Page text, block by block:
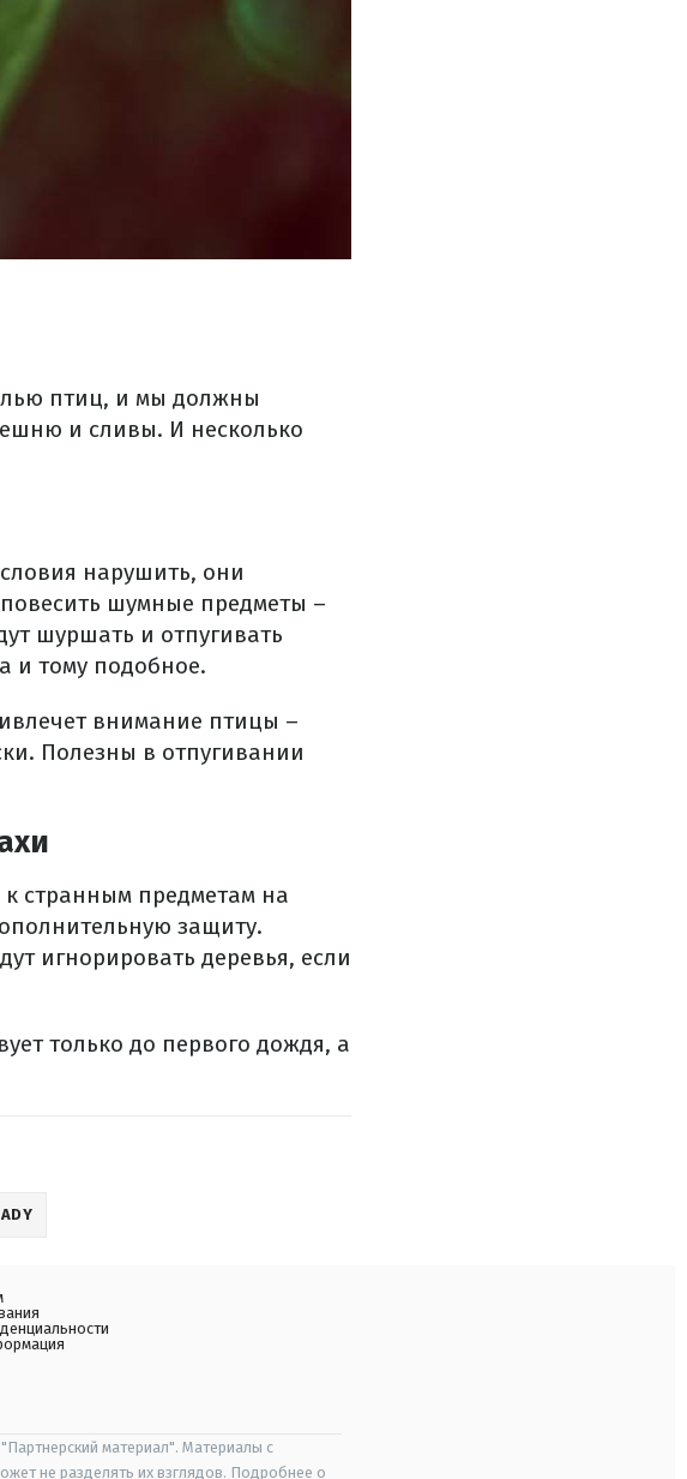
птиц, и мы должны
и сливы. И несколько
нарушить, они
шумные предметы –
шуршать и отпугивать
и тому подобное.
внимание птицы –
Полезны в отпугивании
странным предметам на
защиту.
игнорировать деревья, если
только до первого дождя, а
материал". Материалы с
не разделять их взглядов. Подробнее о